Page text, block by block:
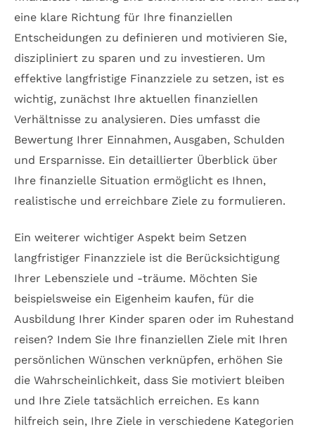
eine klare Richtung für Ihre finanziellen
Entscheidungen zu definieren und motivieren Sie,
diszipliniert zu sparen und zu investieren. Um
effektive langfristige Finanzziele zu setzen, ist es
wichtig, zunächst Ihre aktuellen finanziellen
Verhältnisse zu analysieren. Dies umfasst die
Bewertung Ihrer Einnahmen, Ausgaben, Schulden
und Ersparnisse. Ein detaillierter Überblick über
Ihre finanzielle Situation ermöglicht es Ihnen,
realistische und erreichbare Ziele zu formulieren.
Ein weiterer wichtiger Aspekt beim Setzen
langfristiger Finanzziele ist die Berücksichtigung
Ihrer Lebensziele und -träume. Möchten Sie
beispielsweise ein Eigenheim kaufen, für die
Ausbildung Ihrer Kinder sparen oder im Ruhestand
reisen? Indem Sie Ihre finanziellen Ziele mit Ihren
persönlichen Wünschen verknüpfen, erhöhen Sie
die Wahrscheinlichkeit, dass Sie motiviert bleiben
und Ihre Ziele tatsächlich erreichen. Es kann
hilfreich sein, Ihre Ziele in verschiedene Kategorien